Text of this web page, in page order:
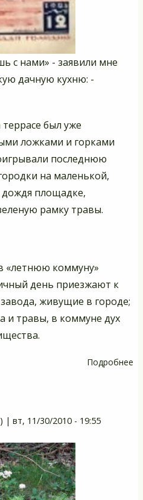
с нами» - заявили мне
дачную кухню: -
был уже
ложками и горками
последнюю
на маленькой,
площадке,
рамку травы.
«летнюю коммуну»
день приезжают к
живущие в городе;
и травы, в коммуне дух
Подробнее
| вт, 11/30/2010 - 19:55